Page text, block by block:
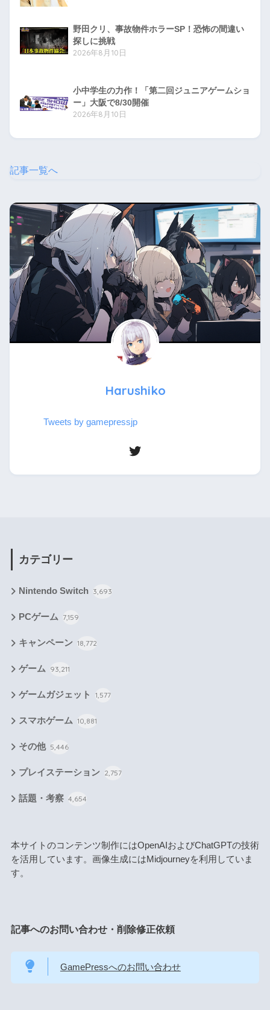
野田クリ、事故物件ホラーSP！恐怖の間違い
探しに挑戦
2026年8月10日
小中学生の力作！「第二回ジュニアゲームショ
ー」大阪で8/30開催
2026年8月10日
記事一覧へ
Harushiko
Tweets by gamepressjp
カテゴリー
Nintendo Switch 3,693
PCゲーム 7,159
キャンペーン 18,772
ゲーム 93,211
ゲームガジェット 1,577
スマホゲーム 10,881
その他 5,446
プレイステーション 2,757
話題・考察 4,654
本サイトのコンテンツ制作にはOpenAIおよびChatGPTの技術
を活用しています。画像生成にはMidjourneyを利用していま
す。
記事へのお問い合わせ・削除修正依頼
GamePressへのお問い合わせ